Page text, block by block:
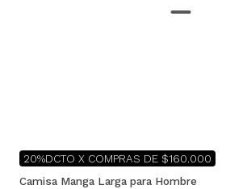
20%DCTO X COMPRAS DE $160.000
Camisa Manga Larga para Hombre